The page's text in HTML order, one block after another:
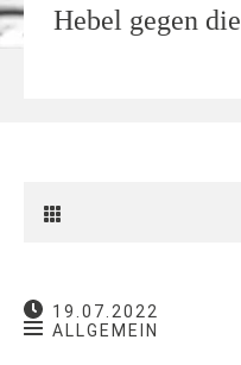
Hebel gegen
19.07.2022
ALLGEMEIN